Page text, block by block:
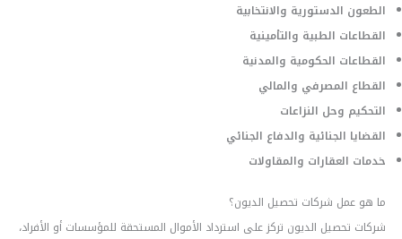
الطعون الدستورية والانتخابية
القطاعات الطبية والتأمينية
القطاعات الحكومية والمدنية
القطاع المصرفي والمالي
التحكيم وحل النزاعات
القضايا الجنائية والدفاع الجنائي
خدمات العقارات والمقاولات
ما هو عمل شركات تحصيل الديون؟
شركات تحصيل الديون تركز على استرداد الأموال المستحقة للمؤسسات أو الأفراد،